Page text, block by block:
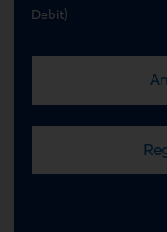
Debit)